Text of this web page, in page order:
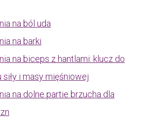
na ból uda
na barki
na biceps z hantlami: klucz do
i masy mięśniowej
na dolne partie brzucha dla